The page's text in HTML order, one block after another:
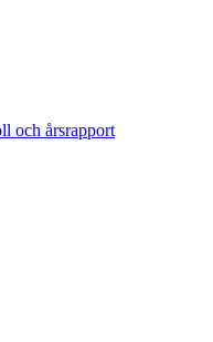
och årsrapport